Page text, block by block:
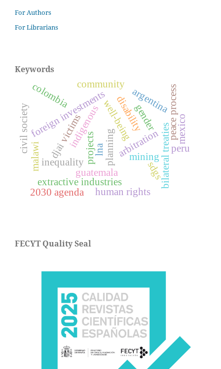
For Authors
For Librarians
Keywords
gender
planning
projects
indigenous
guatemala
foreign investments
arbitrationbilateral treaties
extractive industries
mining
inequality
peru
colombia disability
human rights
peace process
victims
djai lna
argentina
2030 agenda
civil society well-being
community
mexico
malawi sdgs
FECYT Quality Seal